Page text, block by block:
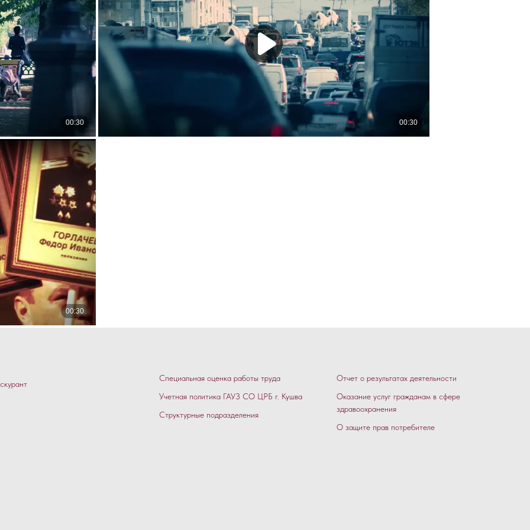
Специальная оценка работы труда
Учетная политика ГАУЗ СО ЦРБ г. Кушва
Структурные подразделения
Отчет о результатах деятельности
Оказание услуг гражданам в сфере
здравоохранения
О защите прав потребителе